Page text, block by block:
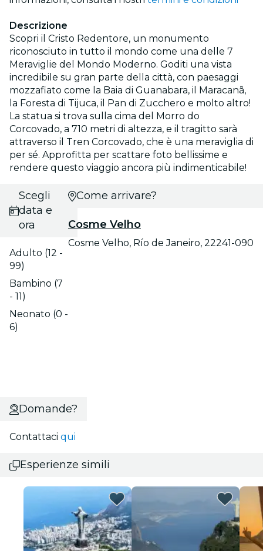
Descrizione
Scopri il Cristo Redentore, un monumento
riconosciuto in tutto il mondo come una delle 7
Meraviglie del Mondo Moderno. Goditi una vista
incredibile su gran parte della città, con paesaggi
mozzafiato come la Baia di Guanabara, il Maracanã,
la Foresta di Tijuca, il Pan di Zucchero e molto altro!
La statua si trova sulla cima del Morro do
Corcovado, a 710 metri di altezza, e il tragitto sarà
attraverso il Tren Corcovado, che è una meraviglia di
per sé. Approfitta per scattare foto bellissime e
rendere questo viaggio ancora più indimenticabile!
Scegli
data e
ora
Adulto (12 -
99)
Bambino (7
- 11)
Neonato (0 -
6)
Come arrivare?
Cosme Velho
Cosme Velho, Río de Janeiro, 22241-090
Domande?
Contattaci qui
Esperienze simili